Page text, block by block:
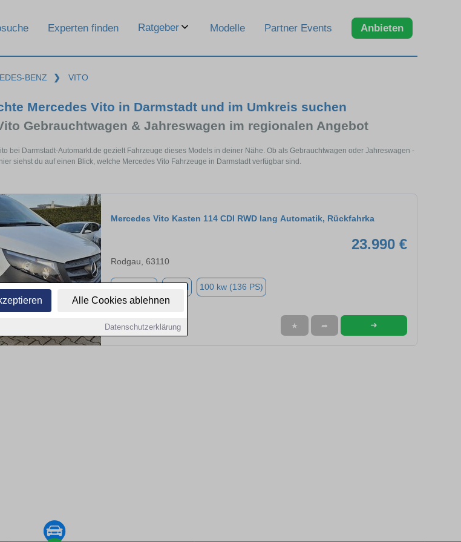
Alle Cookies ablehnen
Datenschutzerklärung
Experten finden Ratgeber Modelle Partner Events Anbieten
BENZ ❯ VITO
Mercedes Vito in Darmstadt und im Umkreis suchen
Gebrauchtwagen & Jahreswagen im regionalen Angebot
bei Darmstadt-Automarkt.de gezielt Fahrzeuge dieses Models in deiner Nähe. Ob als Gebrauchtwagen oder Jahreswagen -
hier siehst du auf einen Blick, welche Mercedes Vito Fahrzeuge in Darmstadt verfügbar sind.
Mercedes Vito Kasten 114 CDI RWD lang Automatik, Rückfahrka
23.990 €
Rodgau, 63110
Diesel 100 kw (136 PS)
★ ➦ ➜